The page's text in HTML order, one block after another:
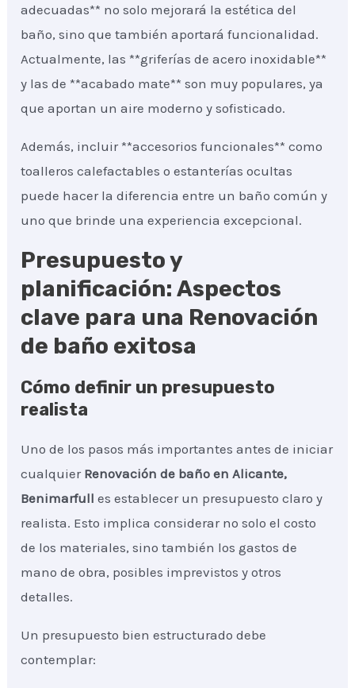
adecuadas** no solo mejorará la estética del
baño, sino que también aportará funcionalidad.
Actualmente, las **griferías de acero inoxidable**
y las de **acabado mate** son muy populares, ya
que aportan un aire moderno y sofisticado.
Además, incluir **accesorios funcionales** como
toalleros calefactables o estanterías ocultas
puede hacer la diferencia entre un baño común y
uno que brinde una experiencia excepcional.
Presupuesto y
planificación: Aspectos
clave para una Renovación
de baño exitosa
Cómo definir un presupuesto
realista
Uno de los pasos más importantes antes de iniciar
cualquier Renovación de baño en Alicante,
Benimarfulles establecer un presupuesto claro y
realista. Esto implica considerar no solo el costo
de los materiales, sino también los gastos de
mano de obra, posibles imprevistos y otros
detalles.
Un presupuesto bien estructurado debe
contemplar: